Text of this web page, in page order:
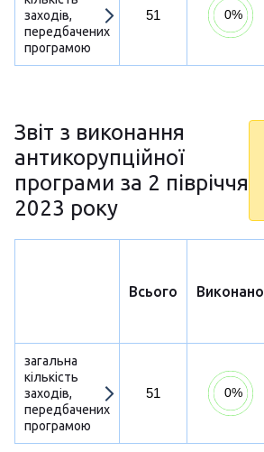
заходів,
передбачених
програмою
51
Звіт з виконання
антикорупційної
програми за 2 півріччя
2023 року
Всього Виконано
загальна
кількість
заходів,
передбачених
програмою
51